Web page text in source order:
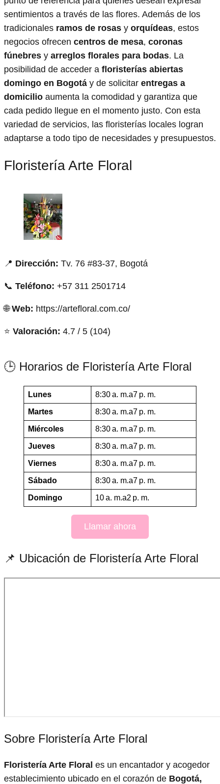
sentimientos a través de las flores. Además de los
tradicionales ramos de rosas y orquídeas, estos
negocios ofrecen centros de mesa, coronas
fúnebres y arreglos florales para bodas. La
posibilidad de acceder a floristerías abiertas
domingo en Bogotá y de solicitar entregas a
domicilio aumenta la comodidad y garantiza que
cada pedido llegue en el momento justo. Con esta
variedad de servicios, las floristerías locales logran
adaptarse a todo tipo de necesidades y presupuestos.
Floristería Arte Floral
📍 Dirección: Tv. 76 #83-37, Bogotá
📞 Teléfono: +57 311 2501714
🌐Web: https://artefloral.com.co/
⭐ Valoración: 4.7 / 5 (104)
🕒 Horarios de Floristería Arte Floral
Lunes 8:30 a. m.a7 p. m.
Martes 8:30 a. m.a7 p. m.
Miércoles 8:30 a. m.a7 p. m.
Jueves 8:30 a. m.a7 p. m.
Viernes 8:30 a. m.a7 p. m.
Sábado 8:30 a. m.a7 p. m.
Domingo 10 a. m.a2 p. m.
Llamar ahora
📌 Ubicación de Floristería Arte Floral
Sobre Floristería Arte Floral
Floristería Arte Floral es un encantador y acogedor
establecimiento ubicado en el corazón de Bogotá,